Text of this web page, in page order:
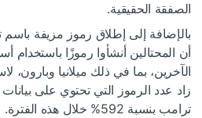
الصفقة الحقيقية.
بالإضافة إلى إطلاق رموز مزيفة باسم
أن المحتالين أنشأوا رموزًا باستخدام
زاد عدد الرموز التي تحتوي على
ترامب بنسبة 592% خلال هذه الفترة.